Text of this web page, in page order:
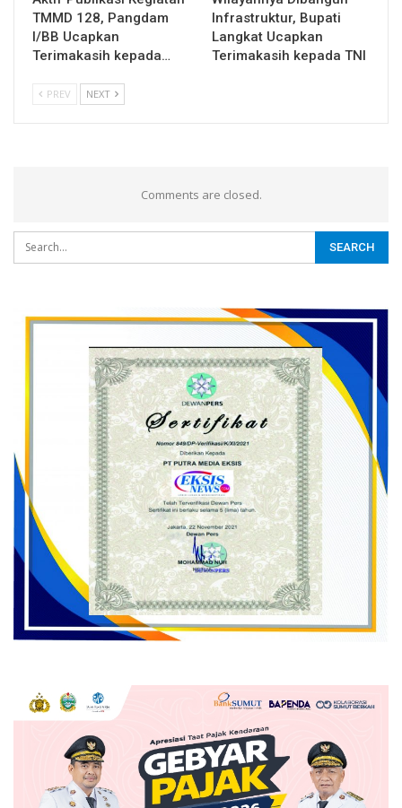
TMMD 128, Pangdam
I/BB Ucapkan
Terimakasih kepada…
Infrastruktur, Bupati
Langkat Ucapkan
Terimakasih kepada TNI
PREV NEXT
Comments are closed.